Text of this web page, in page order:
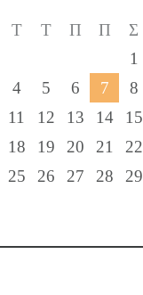
Τ Τ Π Π Σ
1
4 5 6 7 8
11 12 13 14 15
18 19 20 21 22
25 26 27 28 29